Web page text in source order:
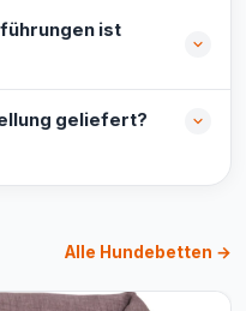
ist
geliefert?
Alle Hundebetten →